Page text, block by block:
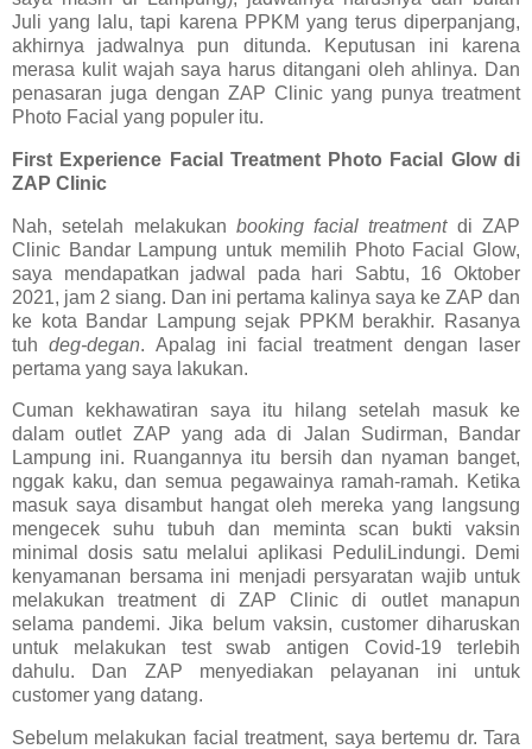
Juli yang lalu, tapi karena PPKM yang terus diperpanjang,
akhirnya jadwalnya pun ditunda. Keputusan ini karena
merasa kulit wajah saya harus ditangani oleh ahlinya. Dan
penasaran juga dengan ZAP Clinic yang punya treatment
Photo Facial yang populer itu.
First Experience Facial Treatment Photo Facial Glow di
ZAP Clinic
Nah, setelah melakukan booking facial treatmentdi ZAP
Clinic Bandar Lampung untuk memilih Photo Facial Glow,
saya mendapatkan jadwal pada hari Sabtu, 16 Oktober
2021, jam 2 siang. Dan ini pertama kalinya saya ke ZAP dan
ke kota Bandar Lampung sejak PPKM berakhir. Rasanya
tuhdeg-degan. Apalag ini facial treatment dengan laser
pertama yang saya lakukan.
Cuman kekhawatiran saya itu hilang setelah masuk ke
dalam outlet ZAP yang ada di Jalan Sudirman, Bandar
Lampung ini. Ruangannya itu bersih dan nyaman banget,
nggak kaku, dan semua pegawainya ramah-ramah. Ketika
masuk saya disambut hangat oleh mereka yang langsung
mengecek suhu tubuh dan meminta scan bukti vaksin
minimal dosis satu melalui aplikasi PeduliLindungi. Demi
kenyamanan bersama ini menjadi persyaratan wajib untuk
melakukan treatment di ZAP Clinic di outlet manapun
selama pandemi. Jika belum vaksin, customer diharuskan
untuk melakukan test swab antigen Covid-19 terlebih
dahulu. Dan ZAP menyediakan pelayanan ini untuk
customer yang datang.
Sebelum melakukan facial treatment, saya bertemu dr. Tara